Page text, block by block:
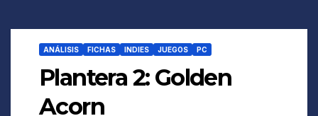
ANÁLISIS FICHAS INDIES JUEGOS PC
Plantera 2: Golden
Acorn